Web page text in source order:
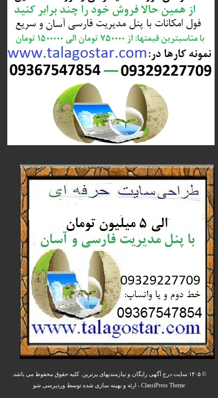
© ۱۴۰۵ سایت درج آگهی رایگان و نیازمندیهای پرترین. کلیه حقوق محفوظ می باشد.
ClassiPress Theme - ارئه و بهینه سازی شده توسط وردپرسی شو